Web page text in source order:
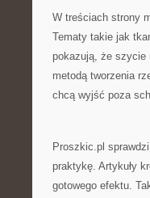
W treściach strony
Tematy takie jak
pokazują, że
metodą tworzenia
chcą wyjść poza
Proszkic.pl
praktykę. Artykuły
gotowego efektu.